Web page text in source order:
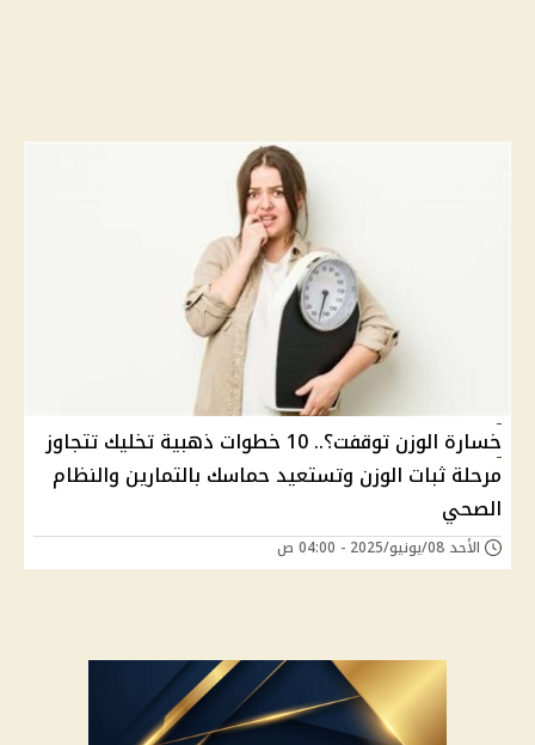
خسارة الوزن توقفت؟.. 10 خطوات ذهبية تخليك تتجاوز
مرحلة ثبات الوزن وتستعيد حماسك بالتمارين والنظام
الصحي
الأحد 08/يونيو/2025 - 04:00 ص